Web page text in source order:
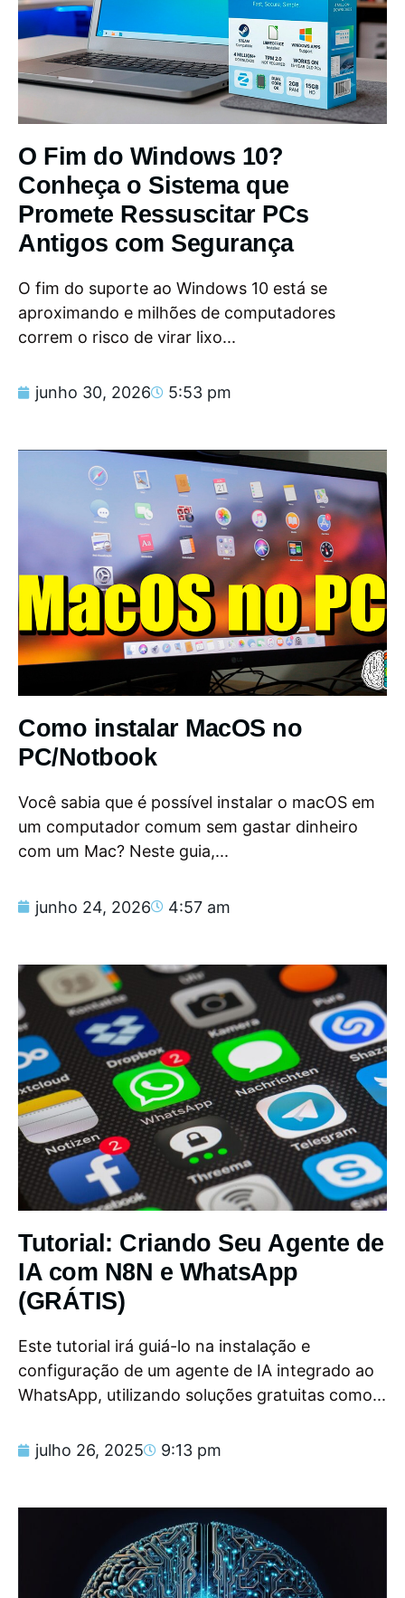
O Fim do Windows 10?
Conheça o Sistema que
Promete Ressuscitar PCs
Antigos com Segurança
O fim do suporte ao Windows 10 está se
aproximando e milhões de computadores
correm o risco de virar lixo...
junho 30, 2026 5:53 pm
Como instalar MacOS no
PC/Notbook
Você sabia que é possível instalar o macOS em
um computador comum sem gastar dinheiro
com um Mac? Neste guia,...
junho 24, 2026 4:57 am
Tutorial: Criando Seu Agente de
IA com N8N e WhatsApp
(GRÁTIS)
Este tutorial irá guiá-lo na instalação e
configuração de um agente de IA integrado ao
WhatsApp, utilizando soluções gratuitas como...
julho 26, 2025 9:13 pm